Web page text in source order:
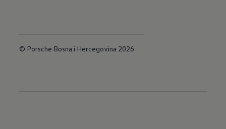
© Porsche Bosna i Hercegovina 2026